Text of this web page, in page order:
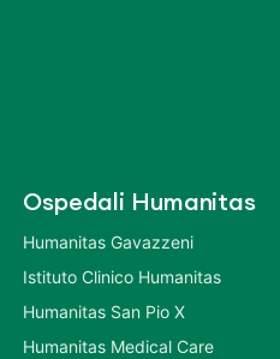
Ospedali Humanitas
Humanitas Gavazzeni
Istituto Clinico Humanitas
Humanitas San Pio X
Humanitas Medical Care